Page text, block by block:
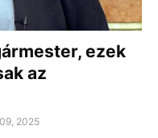
ezek
az
2025